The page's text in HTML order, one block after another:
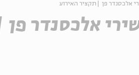
אלכסנדר פן |תקציר האירוע
אלכסנדר פן